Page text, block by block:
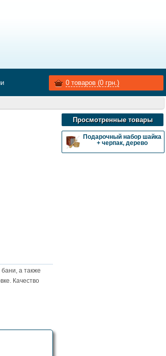
0 товаров (0 грн.)
а также
Качество
Просмотренные товары
Подарочный набор шайка
+ черпак, дерево